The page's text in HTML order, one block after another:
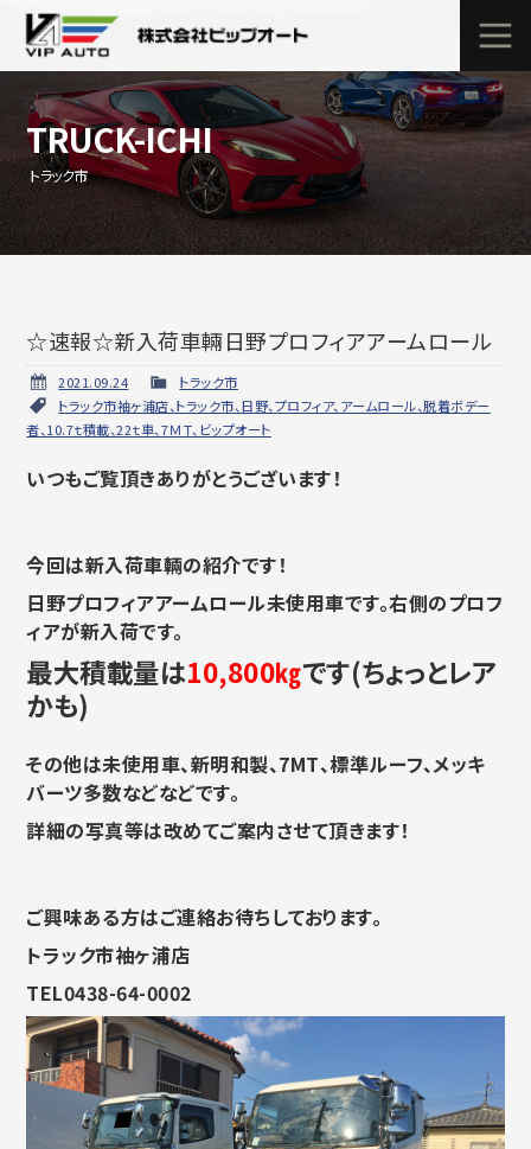
TRUCK-ICHI
トラック市
☆速報☆新入荷車輛日野プロフィアアームロール
2021.09.24
トラック市
トラック市袖ヶ浦店、トラック市、日野、プロフィア、アームロール、脱着ボデー
者、10.7ｔ積載、22ｔ車、7ＭＴ、ビップオート
いつもご覧頂きありがとうございます！
今回は新入荷車輛の紹介です！
日野プロフィアアームロール未使用車です。右側のプロフ
ィアが新入荷です。
最大積載量は10,800㎏です(ちょっとレア
かも)
その他は未使用車、新明和製、7MT、標準ルーフ、メッキ
バーツ多数などなどです。
詳細の写真等は改めてご案内させて頂きます！
ご興味ある方はご連絡お待ちしております。
トラック市袖ヶ浦店
TEL0438-64-0002